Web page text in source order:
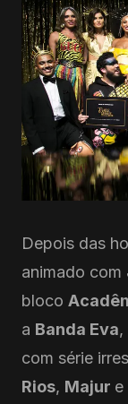
Depois das
animado com
bloco
a Banda Eva,
com série
Rios, Majur e